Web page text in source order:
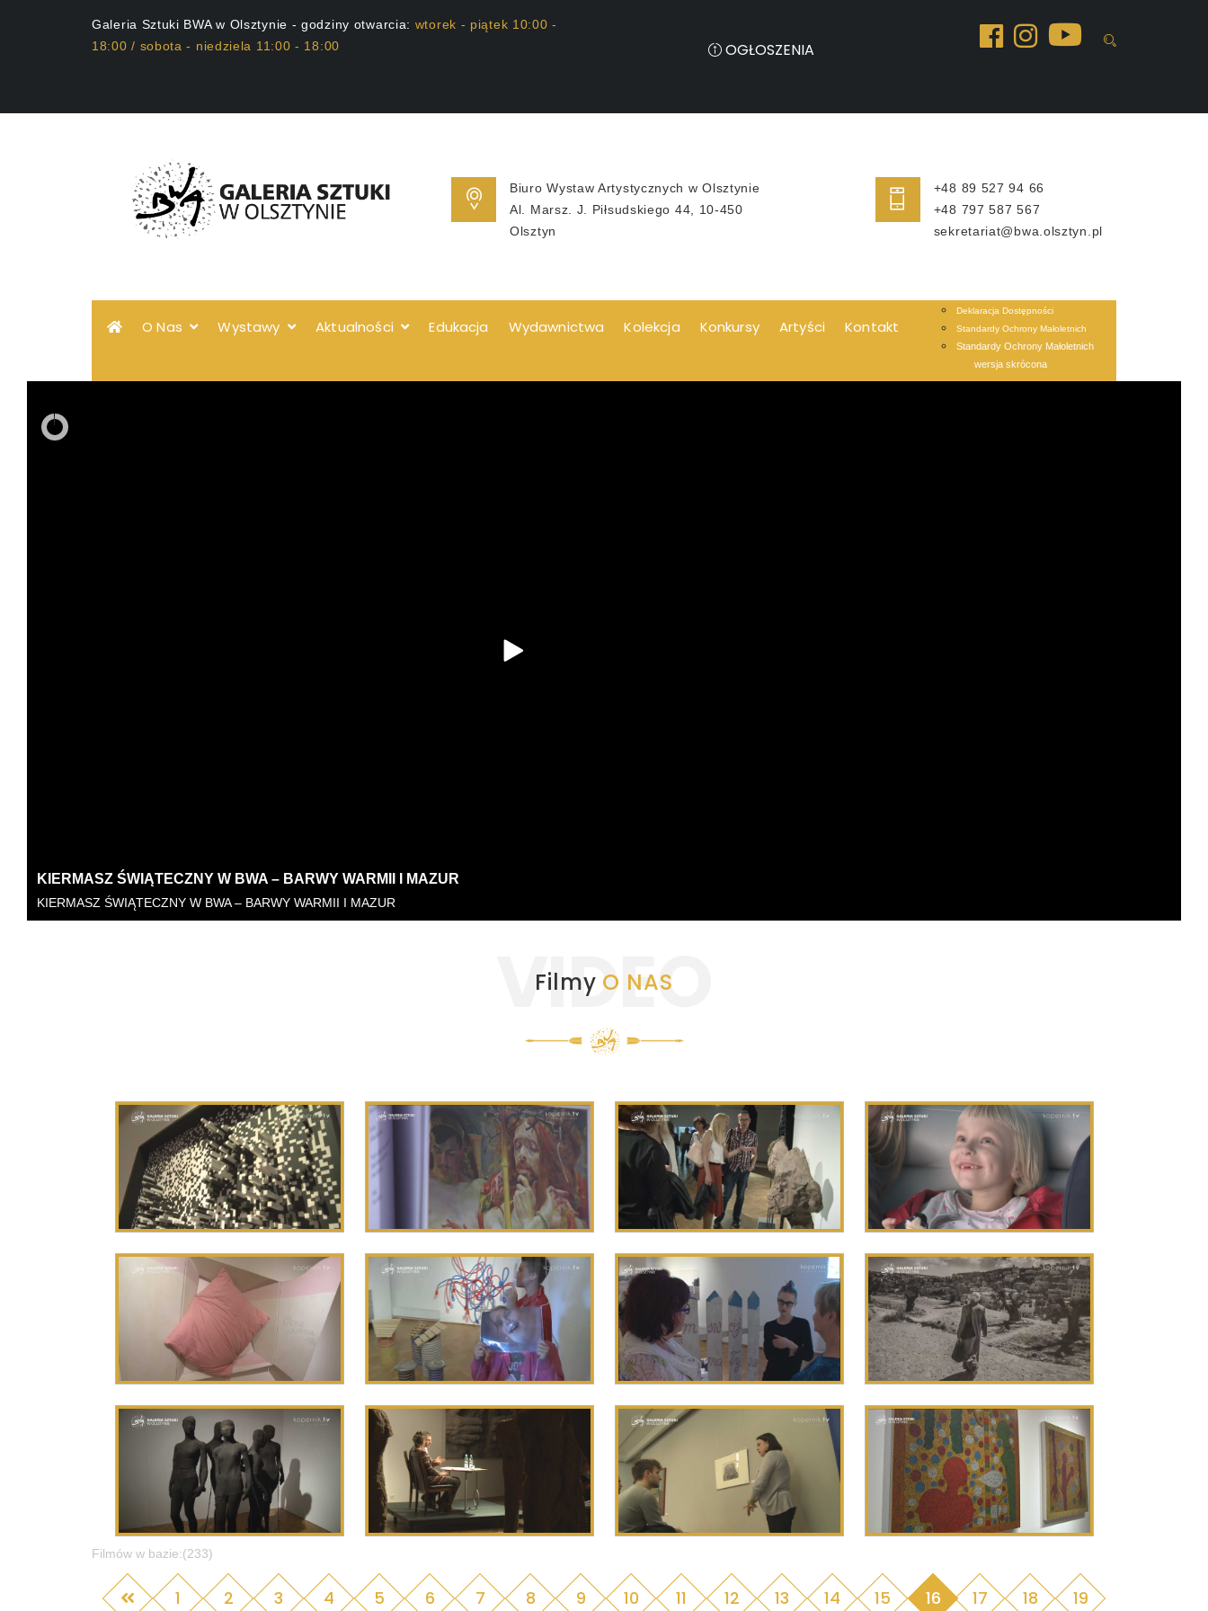
Galeria Sztuki BWA w Olsztynie - godziny otwarcia: wtorek - piątek 10:00 -
18:00 / sobota - niedziela 11:00 - 18:00
OGŁOSZENIA
Biuro Wystaw Artystycznych w Olsztynie
Al. Marsz. J. Piłsudskiego 44, 10-450
Olsztyn
+48 89 527 94 66
+48 797 587 567
sekretariat@bwa.olsztyn.pl
O Nas Wystawy Aktualności Edukacja Wydawnictwa Kolekcja Konkursy Artyści Kontakt
Deklaracja Dostępności
Standardy Ochrony Małoletnich
Standardy Ochrony Małoletnich
wersja skrócona
MAŁGORZATA BOJARSKA-WASZCZUK – KIERUNEK SUKCES, KIERUNEK PRZYSZŁOŚĆ
MAŁGORZATA BOJARSKA-WASZCZUK – KIERUNEK SUKCES, KIERUNEK PRZYSZŁOŚĆ
VIDEO
Filmy O NAS
Filmów w bazie:(233)
1 2 3 4 5 6 7 8 9 10 11 12 13 14 15 16 17 18 19